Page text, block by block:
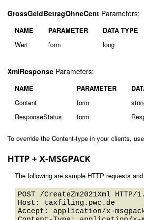
GrossGeldBetragOhneCent Parameters:
NAME PARAMETER DATA TYPE
Wert
form long
XmlResponse Parameters:
NAME PARAMETER
Content
form
ResponseStatus
form
To override the Content-type in your clients,
HTTP + X-MSGPACK
The following are sample HTTP requests
POST /CreateZm2021Xml HTTP/
Host: taxfiling.pwc.de
Accept: application/x-